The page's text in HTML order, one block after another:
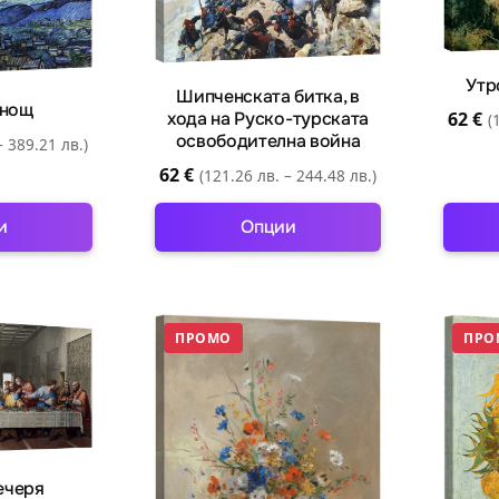
may
be
chosen
on
the
product
page
389.21 лв.)
Шипченската битка, в
хода на Руско-турската
освободителна война
62€ (121.26 лв. – 244.48 лв.)
Опции
has
multiple
variants.
The
options
may
be
62€
ПРОМО